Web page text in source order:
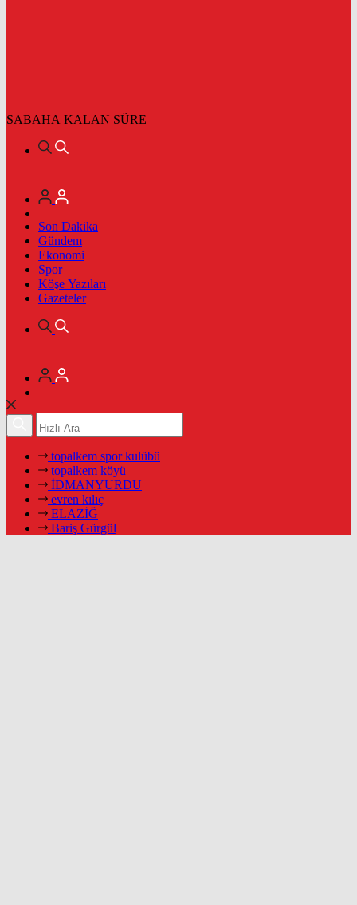
SABAHA KALAN SÜRE
Son Dakika
Gündem
Ekonomi
Spor
Köşe Yazıları
Gazeteler
topalkem spor kulübü
topalkem köyü
İDMANYURDU
evren kılıç
ELAZİĞ
Bariş Gürgül